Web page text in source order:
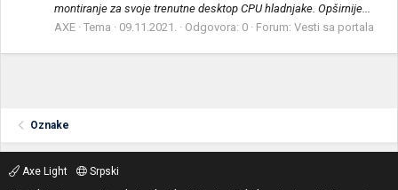
montiranje za svoje trenutne desktop CPU hladnjake. Opširnije...
AXE Tema 09.11.2021. Odgovora: 0 Forum: Vesti sa portala
Oznake
Axe Light
Srpski